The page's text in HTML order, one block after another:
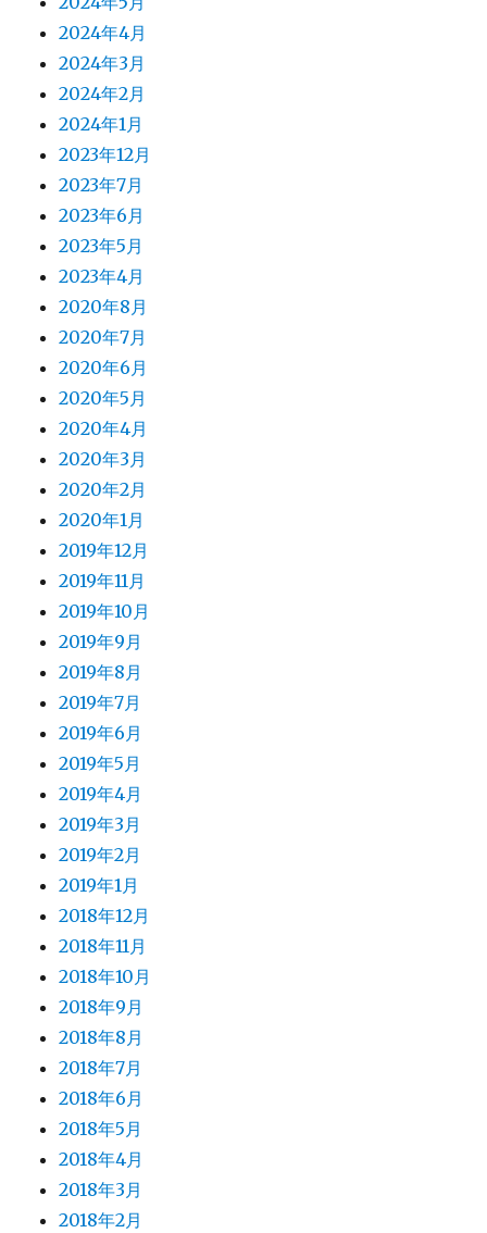
2024年4月
2024年3月
2024年2月
2024年1月
2023年12月
2023年7月
2023年6月
2023年5月
2023年4月
2020年8月
2020年7月
2020年6月
2020年5月
2020年4月
2020年3月
2020年2月
2020年1月
2019年12月
2019年11月
2019年10月
2019年9月
2019年8月
2019年7月
2019年6月
2019年5月
2019年4月
2019年3月
2019年2月
2019年1月
2018年12月
2018年11月
2018年10月
2018年9月
2018年8月
2018年7月
2018年6月
2018年5月
2018年4月
2018年3月
2018年2月